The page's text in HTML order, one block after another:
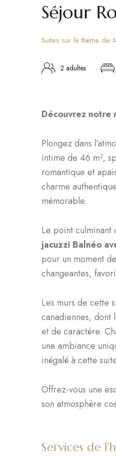
Séjour
Suites sur le thème de
2 adultes
Découvrez notre
Plongez dans
intime de 46 m²,
romantique et
charme
mémorable.
Le point culminant
jacuzzi Balnéo
pour un moment
changeantes,
Les murs de cette
canadiennes, dont
et de caractère.
une ambiance
inégalé à cette
Offrez-vous une
son atmosphère
Services de